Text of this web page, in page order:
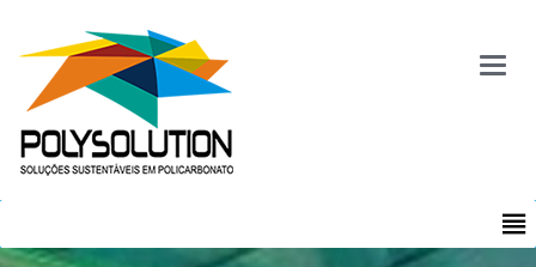
Main